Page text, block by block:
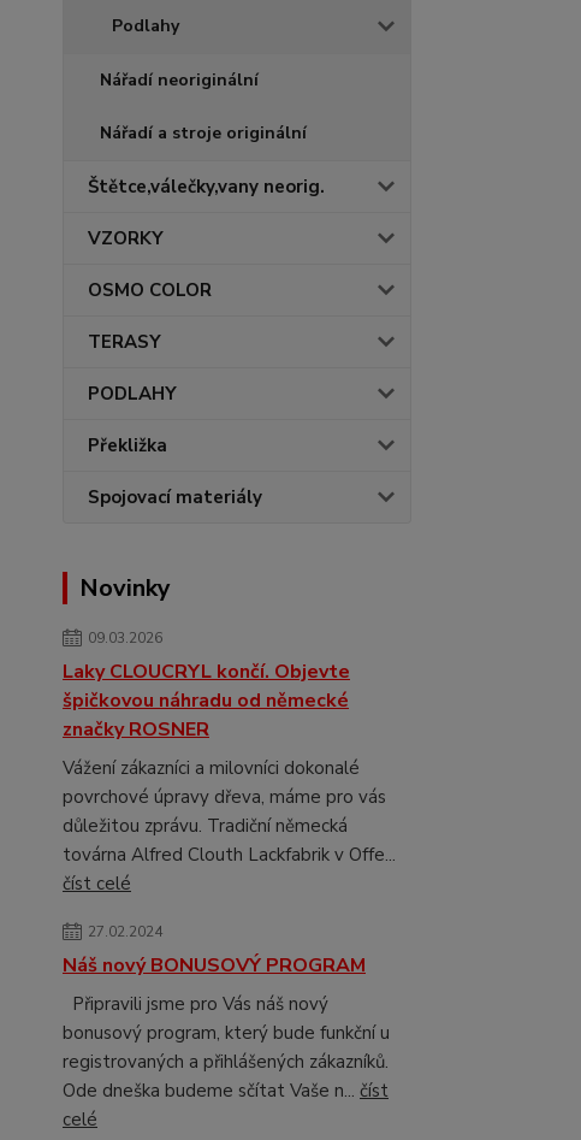
Podlahy
Nářadí neoriginální
Nářadí a stroje originální
Štětce,válečky,vany neorig.
VZORKY
OSMO COLOR
TERASY
PODLAHY
Překližka
Spojovací materiály
Novinky
09.03.2026
Laky CLOUCRYL končí. Objevte
špičkovou náhradu od německé
značky ROSNER
Vážení zákazníci a milovníci dokonalé
povrchové úpravy dřeva, máme pro vás
důležitou zprávu. Tradiční německá
továrna Alfred Clouth Lackfabrik v Offe...
číst celé
27.02.2024
Náš nový BONUSOVÝ PROGRAM
Připravili jsme pro Vás náš nový
bonusový program, který bude funkční u
registrovaných a přihlášených zákazníků.
Ode dneška budeme sčítat Vaše n... číst
celé